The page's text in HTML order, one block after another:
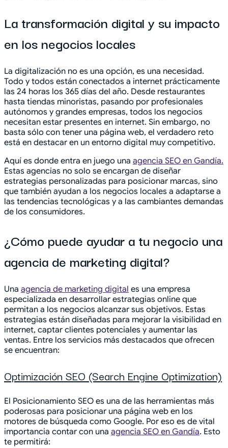
La transformación digital y su impacto
en los negocios locales
La digitalización no es una opción, es una necesidad.
Todo y todos están conectados a internet prácticamente
las 24 horas los 365 días del año. Desde restaurantes
hasta tiendas minoristas, pasando por profesionales
autónomos y grandes empresas, todos los negocios
necesitan estar presentes en internet. Sin embargo, no
basta sólo con tener una página web, el verdadero reto
está en destacar en un entorno digital muy competitivo.
Aquí es donde entra en juego una agencia SEO en Gandía.
Estas agencias no solo se encargan de diseñar
estrategias personalizadas para posicionar marcas, sino
que también ayudan a los negocios locales a adaptarse a
las tendencias tecnológicas y a las cambiantes demandas
de los consumidores.
¿Cómo puede ayudar a tu negocio una
agencia de marketing digital?
Una agencia de marketing digital es una empresa
especializada en desarrollar estrategias online que
permitan a los negocios alcanzar sus objetivos. Estas
estrategias están diseñadas para mejorar la visibilidad en
internet, captar clientes potenciales y aumentar las
ventas. Entre los servicios más destacados que ofrecen
se encuentran:
Optimización SEO (Search Engine Optimization)
El Posicionamiento SEO es una de las herramientas más
poderosas para posicionar una página web en los
motores de búsqueda como Google. Por eso es de vital
importancia contar con una agencia SEO en Gandía. Esto
te permitirá: